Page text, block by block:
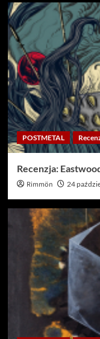
POSTMETAL
Recenzja:
Rimmön 24